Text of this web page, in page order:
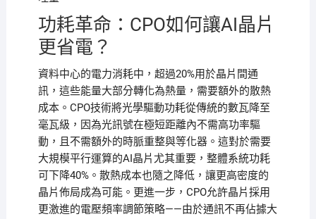
功耗革命：CPO如何讓AI晶片
更省電？
資料中心的電力消耗中，超過20%用於晶片間通
訊，這些能量大部分轉化為熱量，需要額外的散熱
成本。CPO技術將光學驅動功耗從傳統的數瓦降至
毫瓦級，因為光訊號在極短距離內不需高功率驅
動，且不需額外的時脈重整與等化器。這對於需要
大規模平行運算的AI晶片尤其重要，整體系統功耗
可下降40%。散熱成本也隨之降低，讓更高密度的
晶片佈局成為可能。更進一步，CPO允許晶片採用
更激進的電壓頻率調節策略——由於通訊不再佔據大